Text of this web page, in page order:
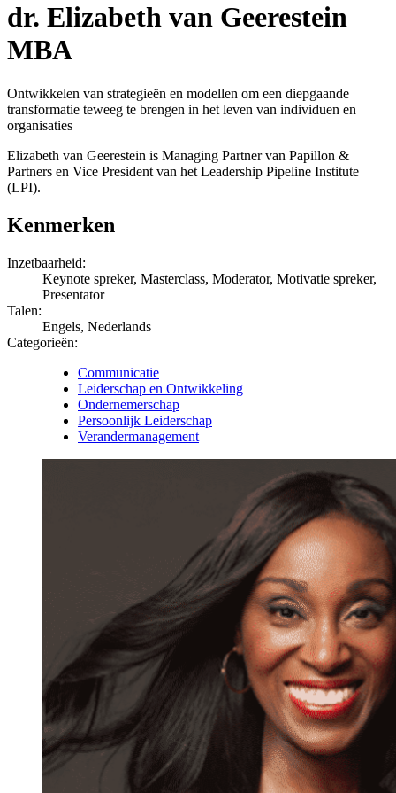
dr. Elizabeth van Geerestein
MBA
Ontwikkelen van strategieën en modellen om een diepgaande
transformatie teweeg te brengen in het leven van individuen en
organisaties
Elizabeth van Geerestein is Managing Partner van Papillon &
Partners en Vice President van het Leadership Pipeline Institute
(LPI).
Kenmerken
Inzetbaarheid:
Keynote spreker, Masterclass, Moderator, Motivatie spreker,
Presentator
Talen:
Engels, Nederlands
Categorieën:
Communicatie
Leiderschap en Ontwikkeling
Ondernemerschap
Persoonlijk Leiderschap
Verandermanagement